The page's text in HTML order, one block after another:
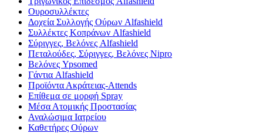
Ουροσυλλέκτες
Δοχεία Συλλογής Ούρων Alfashield
Συλλέκτες Κοπράνων Alfashield
Σύριγγες, Βελόνες Alfashield
Πεταλούδες, Σύριγγες, Βελόνες Nipro
Βελόνες Ypsomed
Γάντια Alfashield
Προϊόντα Ακράτειας-Attends
Επίθεμα σε μορφή Spray
Μέσα Ατομικής Προστασίας
Αναλώσιμα Ιατρείου
Καθετήρες Ούρων